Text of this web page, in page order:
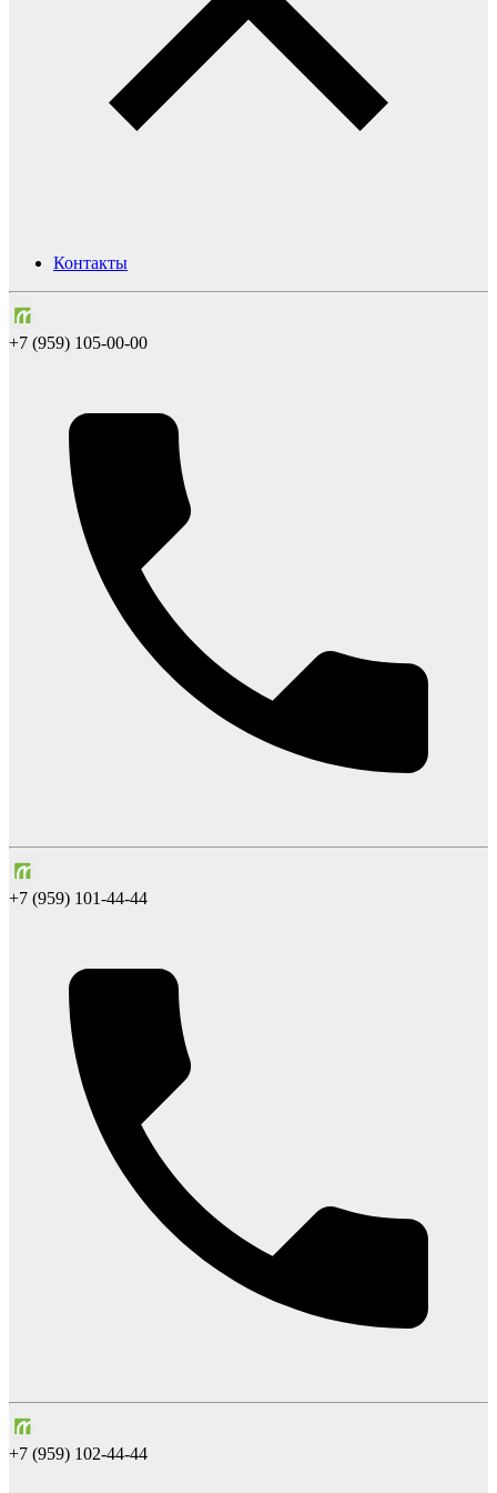
Контакты
+7 (959) 105-00-00
+7 (959) 101-44-44
+7 (959) 102-44-44